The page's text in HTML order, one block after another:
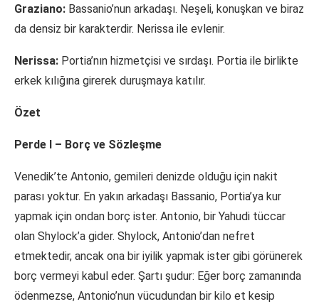
Graziano: Bassanio’nun arkadaşı. Neşeli, konuşkan ve biraz
da densiz bir karakterdir. Nerissa ile evlenir.
Nerissa: Portia’nın hizmetçisi ve sırdaşı. Portia ile birlikte
erkek kılığına girerek duruşmaya katılır.
Özet
Perde I – Borç ve Sözleşme
Venedik’te Antonio, gemileri denizde olduğu için nakit
parası yoktur. En yakın arkadaşı Bassanio, Portia’ya kur
yapmak için ondan borç ister. Antonio, bir Yahudi tüccar
olan Shylock’a gider. Shylock, Antonio’dan nefret
etmektedir, ancak ona bir iyilik yapmak ister gibi görünerek
borç vermeyi kabul eder. Şartı şudur: Eğer borç zamanında
ödenmezse, Antonio’nun vücudundan bir kilo et kesip